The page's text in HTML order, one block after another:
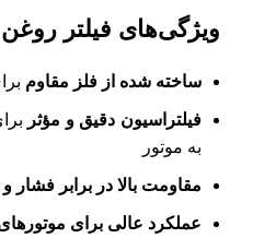
ویژگی‌های فیلتر روغن GAK مدل L21092
ساخته شده از فلز مقاوم
فیلتراسیون دقیق و مؤثر
به موتور
مقاومت بالا در برابر فشار
عملکرد عالی برای موتورهای